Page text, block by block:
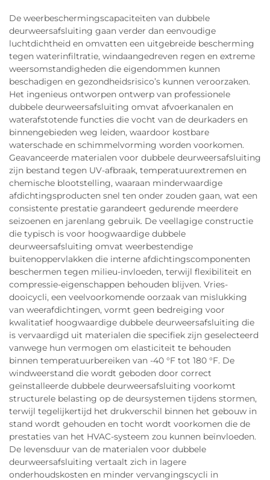
De weerbeschermingscapaciteiten van dubbele
deurweersafsluiting gaan verder dan eenvoudige
luchtdichtheid en omvatten een uitgebreide bescherming
tegen waterinfiltratie, windaangedreven regen en extreme
weersomstandigheden die eigendommen kunnen
beschadigen en gezondheidsrisico’s kunnen veroorzaken.
Het ingenieus ontworpen ontwerp van professionele
dubbele deurweersafsluiting omvat afvoerkanalen en
waterafstotende functies die vocht van de deurkaders en
binnengebieden weg leiden, waardoor kostbare
waterschade en schimmelvorming worden voorkomen.
Geavanceerde materialen voor dubbele deurweersafsluiting
zijn bestand tegen UV-afbraak, temperatuurextremen en
chemische blootstelling, waaraan minderwaardige
afdichtingsproducten snel ten onder zouden gaan, wat een
consistente prestatie garandeert gedurende meerdere
seizoenen en jarenlang gebruik. De veellagige constructie
die typisch is voor hoogwaardige dubbele
deurweersafsluiting omvat weerbestendige
buitenoppervlakken die interne afdichtingscomponenten
beschermen tegen milieu-invloeden, terwijl flexibiliteit en
compressie-eigenschappen behouden blijven. Vries-
dooicycli, een veelvoorkomende oorzaak van mislukking
van weerafdichtingen, vormt geen bedreiging voor
kwalitatief hoogwaardige dubbele deurweersafsluiting die
is vervaardigd uit materialen die specifiek zijn geselecteerd
vanwege hun vermogen om elasticiteit te behouden
binnen temperatuurbereiken van -40 °F tot 180 °F. De
windweerstand die wordt geboden door correct
geïnstalleerde dubbele deurweersafsluiting voorkomt
structurele belasting op de deursystemen tijdens stormen,
terwijl tegelijkertijd het drukverschil binnen het gebouw in
stand wordt gehouden en tocht wordt voorkomen die de
prestaties van het HVAC-systeem zou kunnen beïnvloeden.
De levensduur van de materialen voor dubbele
deurweersafsluiting vertaalt zich in lagere
onderhoudskosten en minder vervangingscycli in